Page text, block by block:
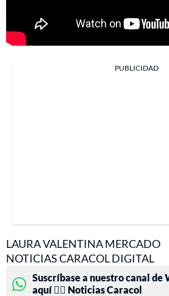
PUBLICIDAD
LAURA VALENTINA MERCADO
NOTICIAS CARACOL DIGITAL
Suscríbase a nuestro canal de
aquí 👉🏻 Noticias Caracol